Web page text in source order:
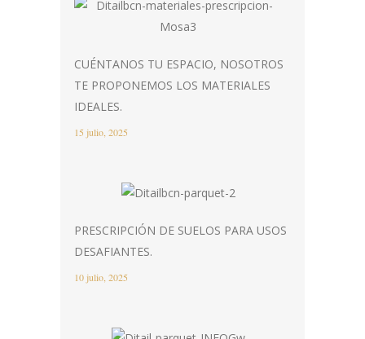
CUÉNTANOS TU ESPACIO, NOSOTROS
TE PROPONEMOS LOS MATERIALES
IDEALES.
15 julio, 2025
PRESCRIPCIÓN DE SUELOS PARA USOS
DESAFIANTES.
10 julio, 2025